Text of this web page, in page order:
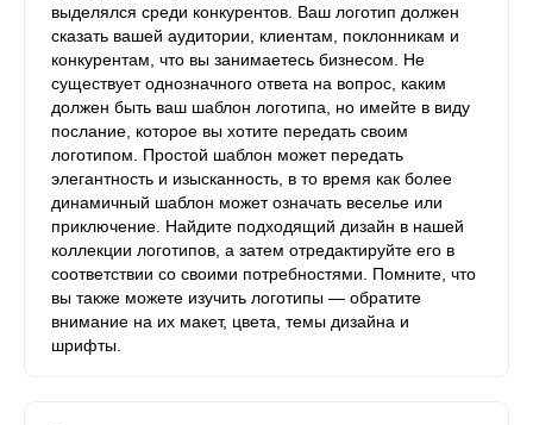
выделялся среди конкурентов. Ваш логотип должен
сказать вашей аудитории, клиентам, поклонникам и
конкурентам, что вы занимаетесь бизнесом. Не
существует однозначного ответа на вопрос, каким
должен быть ваш шаблон логотипа, но имейте в виду
послание, которое вы хотите передать своим
логотипом. Простой шаблон может передать
элегантность и изысканность, в то время как более
динамичный шаблон может означать веселье или
приключение. Найдите подходящий дизайн в нашей
коллекции логотипов, а затем отредактируйте его в
соответствии со своими потребностями. Помните, что
вы также можете изучить логотипы — обратите
внимание на их макет, цвета, темы дизайна и
шрифты.